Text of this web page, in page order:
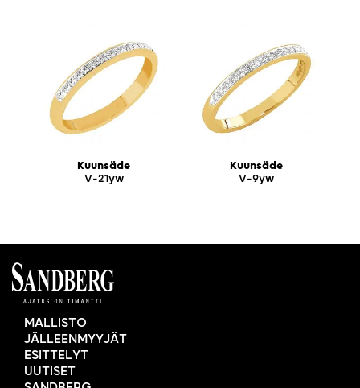
Kuunsäde
V-21yw
Kuunsäde
V-9yw
MALLISTO
JÄLLEENMYYJÄT
ESITTELYT
UUTISET